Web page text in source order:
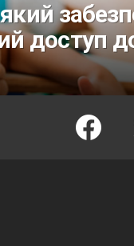
доступ
facebook